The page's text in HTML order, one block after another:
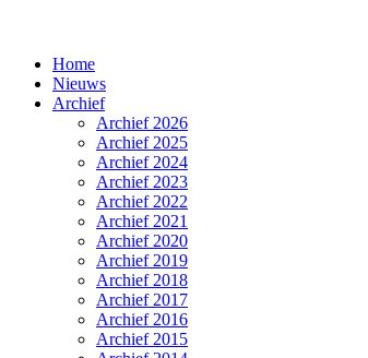
Home
Nieuws
Archief
Archief 2026
Archief 2025
Archief 2024
Archief 2023
Archief 2022
Archief 2021
Archief 2020
Archief 2019
Archief 2018
Archief 2017
Archief 2016
Archief 2015